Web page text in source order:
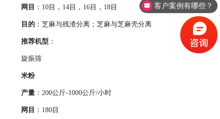
网目 ：10目，14目，16目，18目
目的 ：芝麻与残渣分离；芝麻与芝麻壳分离
推荐机型 ：
旋振筛
米粉
产量 ：200公斤-1000公斤/小时
网目 ：180目
客户案例有哪些？